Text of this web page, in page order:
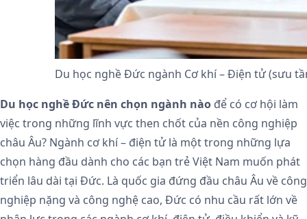
Du học nghề Đức ngành Cơ khí – Điện tử (sưu
Du học nghề Đức nên chọn ngành nào để có cơ hội làm
việc trong những lĩnh vực then chốt của nền công nghiệp
châu Âu? Ngành cơ khí – điện tử là một trong những lựa
chọn hàng đầu dành cho các bạn trẻ Việt Nam muốn phát
triển lâu dài tại Đức. Là quốc gia đứng đầu châu Âu về công
nghiệp nặng và công nghệ cao, Đức có nhu cầu rất lớn về